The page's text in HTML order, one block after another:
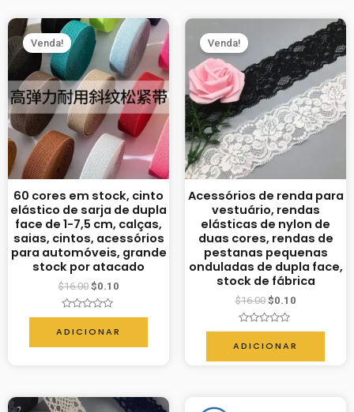
Venda!
60 cores em stock, cinto
elástico de sarja de dupla
face de 1-7,5 cm, calças,
saias, cintos, acessórios
para automóveis, grande
stock por atacado
$16.00 $0.10
Avaliação
de
5
ADICIONAR
Venda!
Acessórios de renda para
vestuário, rendas
elásticas de nylon de
duas cores, rendas de
pestanas pequenas
onduladas de dupla face,
stock de fábrica
$16.00 $0.10
Avaliação
de
5
ADICIONAR